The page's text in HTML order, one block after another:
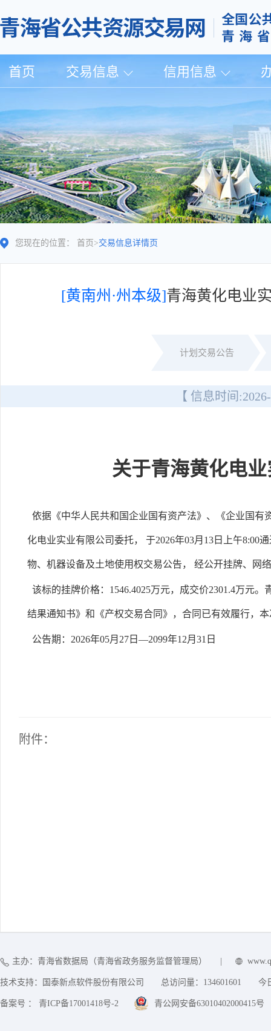
首页 交易信息 信用信息
您现在的位置： 首页 >交易信息详情页
[黄南州·州本级]青海黄化电业
计划交易公告
【 信息时间:
关于青海黄化电
依据《中华人民共和国企业国有资产法》、《企业国
化电业实业有限公司委托， 于2026年03月13日上午
物、机器设备及土地使用权交易公告， 经公开挂牌、网
该标的挂牌价格：1546.4025万元，成交价2301.4万元
结果通知书》和《产权交易合同》，合同已有效履行，
公告期：2026年05月27日—2099年12月31日
附件：
主办：青海省数据局（青海省政务服务监督管理局）
技术支持：国泰新点软件股份有限公司 总访问量： 134601601 今
备案号 ： 青ICP备17001418号-2 青公网安备63010402000415号